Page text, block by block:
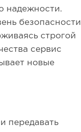
надежности.
безопасности
строгой
сервис
новые
передавать